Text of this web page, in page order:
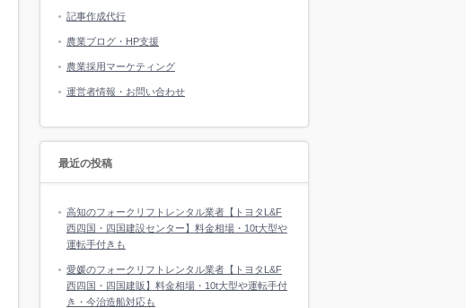
記事作成代行
農業ブログ・HP支援
農業採用マーケティング
運営者情報・お問い合わせ
最近の投稿
高知のフォークリフトレンタル業者【トヨタL&F
西四国・四国建設センター】料金相場・10t大型や
運転手付きも
愛媛のフォークリフトレンタル業者【トヨタL&F
西四国・四国建販】料金相場・10t大型や運転手付
き・今治造船対応も